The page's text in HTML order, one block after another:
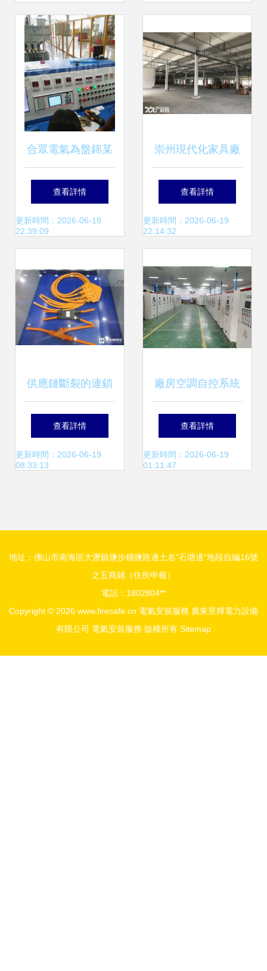
常見故障與解決方
案
合眾電氣為盤錦某
企業提供專業電氣
安裝與售后服務，
穩定運行
查看詳情
更新時間：2026-06-19
22:39:09
崇州現代化家具廠
房出租 帶環保油漆
指標，水電氣三
租，提供專業電氣
安裝服務
查看詳情
更新時間：2026-06-19
22:14:32
供應鏈斷裂的連鎖
反應 烏克蘭線束工
廠斷供導致德國曼
查看詳情
更新時間：2026-06-19
08:33:13
廠房空調自控系統
安裝、運行與管理
要點及電氣服務指
查看詳情
更新時間：2026-06-19
01:11:47
地址：佛山市南海區大瀝鎮鹽步穗鹽路邊土名“石塘邊”地段自編16號
之五商鋪（住所申報）
電話：1802804**
Copyright © 2026 www.firesafe.cn 電氣安裝服務 廣東景輝電力設備
有限公司 電氣安裝服務 版權所有 Sitemap